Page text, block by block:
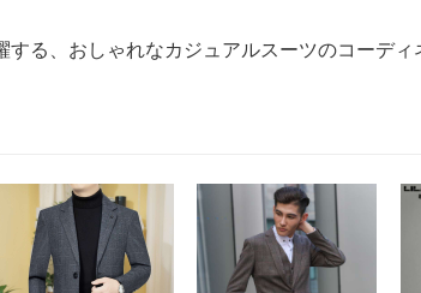
る、おしゃれなカジュアルスーツのコーディ